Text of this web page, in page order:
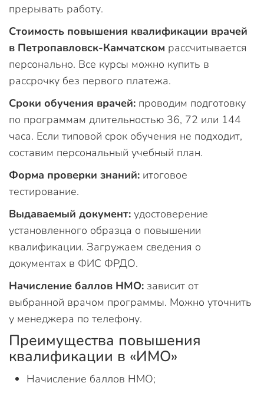
прерывать работу.
Стоимость повышения квалификации врачей
в Петропавловск-Камчатском рассчитывается
персонально. Все курсы можно купить в
рассрочку без первого платежа.
Сроки обучения врачей: проводим подготовку
по программам длительностью 36, 72 или 144
часа. Если типовой срок обучения не подходит,
составим персональный учебный план.
Форма проверки знаний: итоговое
тестирование.
Выдаваемый документ: удостоверение
установленного образца о повышении
квалификации. Загружаем сведения о
документах в ФИС ФРДО.
Начисление баллов НМО: зависит от
выбранной врачом программы. Можно уточнить
у менеджера по телефону.
Преимущества повышения
квалификации в «ИМО»
Начисление баллов НМО;